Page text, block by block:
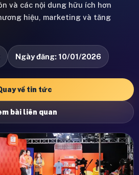
và các nội dung hữu ích hơn
hiệu, marketing và tăng
Ngày đăng: 10/01/2026
về tin tức
bài liên quan